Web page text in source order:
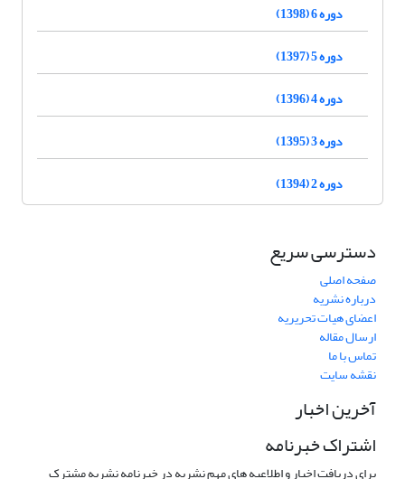
دوره 6 (1398)
دوره 5 (1397)
دوره 4 (1396)
دوره 3 (1395)
دوره 2 (1394)
دسترسی سریع
صفحه اصلی
درباره نشریه
اعضای هیات تحریریه
ارسال مقاله
تماس با ما
نقشه سایت
آخرین اخبار
اشتراک خبرنامه
برای دریافت اخبار و اطلاعیه های مهم نشریه در خبرنامه نشریه مشترک